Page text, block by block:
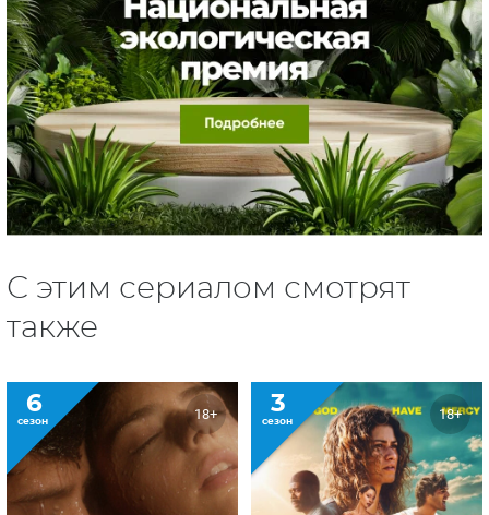
С этим сериалом смотрят
также
6
сезон 18+ 3
сезон 18+